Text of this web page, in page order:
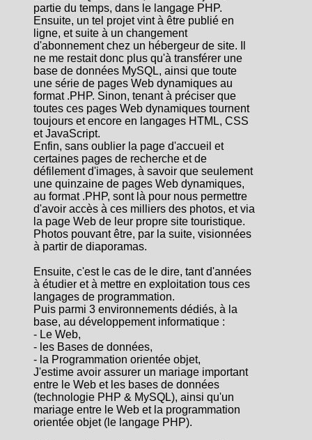
partie du temps, dans le langage PHP.
Ensuite, un tel projet vint à être publié en
ligne, et suite à un changement
d'abonnement chez un hébergeur de site. Il
ne me restait donc plus qu'à transférer une
base de données MySQL, ainsi que toute
une série de pages Web dynamiques au
format .PHP. Sinon, tenant à préciser que
toutes ces pages Web dynamiques tournent
toujours et encore en langages HTML, CSS
et JavaScript.
Enfin, sans oublier la page d'accueil et
certaines pages de recherche et de
défilement d'images, à savoir que seulement
une quinzaine de pages Web dynamiques,
au format .PHP, sont là pour nous permettre
d'avoir accès à ces milliers des photos, et via
la page Web de leur propre site touristique.
Photos pouvant être, par la suite, visionnées
à partir de diaporamas.
Ensuite, c'est le cas de le dire, tant d'années
à étudier et à mettre en exploitation tous ces
langages de programmation.
Puis parmi 3 environnements dédiés, à la
base, au développement informatique :
- Le Web,
- les Bases de données,
- la Programmation orientée objet,
J'estime avoir assurer un mariage important
entre le Web et les bases de données
(technologie PHP & MySQL), ainsi qu'un
mariage entre le Web et la programmation
orientée objet (le langage PHP).